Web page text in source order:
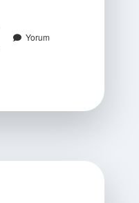
Yorum